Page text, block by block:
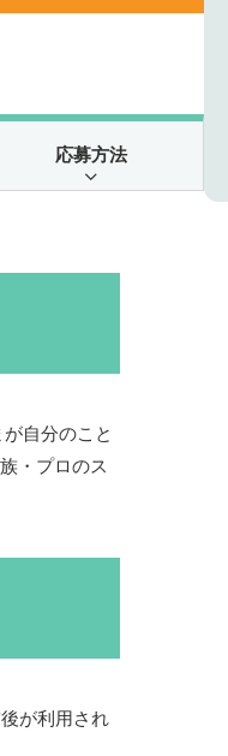
応募方法
自分のこと
・プロのス
が利用され